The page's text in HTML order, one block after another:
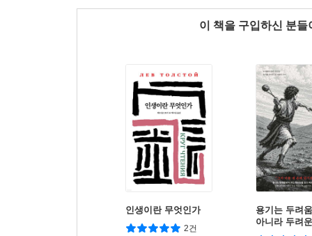
이 책을 구입하신 분
인생이란 무엇인가
2건
용기는 두려
아니라 두려
것이다